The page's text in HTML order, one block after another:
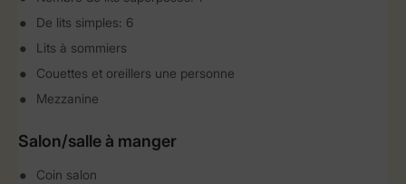
De lits simples: 6
Lits à sommiers
Couettes et oreillers une personne
Mezzanine
Salon/salle à manger
Coin salon